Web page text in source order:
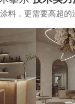
料，更需要高超的